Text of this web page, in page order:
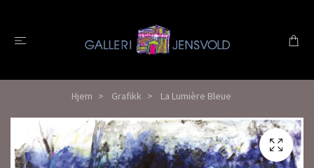
Hjem Grafikk La Lumière Bleue